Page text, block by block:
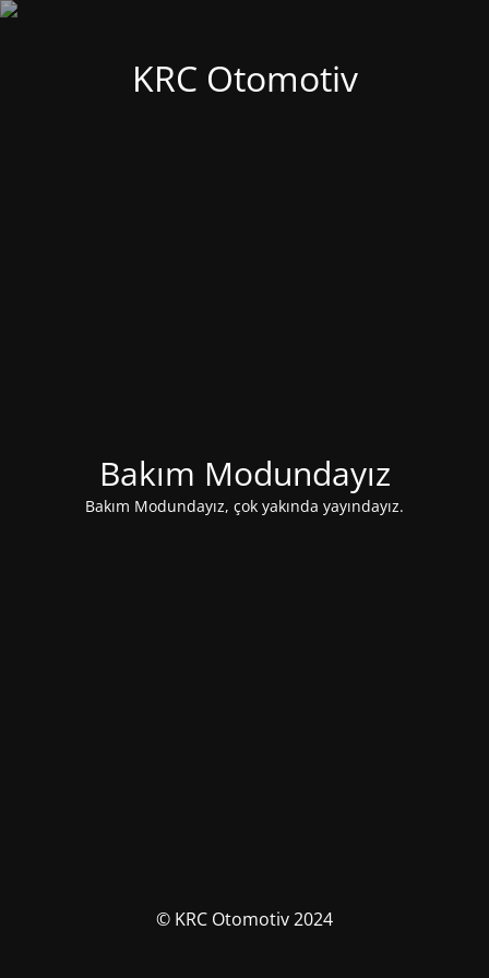
KRC Otomotiv
Bakım Modundayız
Bakım Modundayız, çok yakında yayındayız.
© KRC Otomotiv 2024